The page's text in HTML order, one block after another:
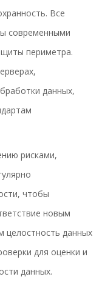
Все
современными
периметра.
данных,
рисками,
чтобы
новым
целостность данных
для оценки и
данных.